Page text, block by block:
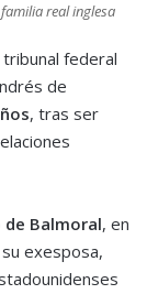
real inglesa
tribunal federal
de
, tras ser
de Balmoral, en
exesposa,